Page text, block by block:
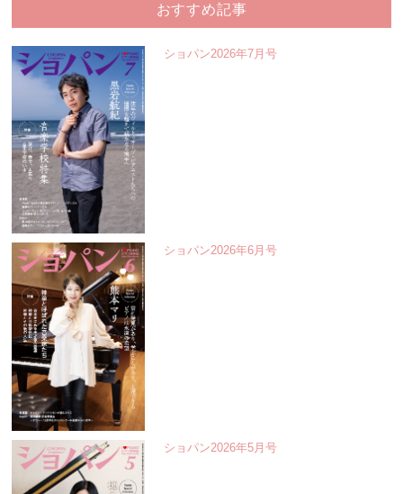
おすすめ記事
ショパン2026年7月号
ショパン2026年6月号
ショパン2026年5月号